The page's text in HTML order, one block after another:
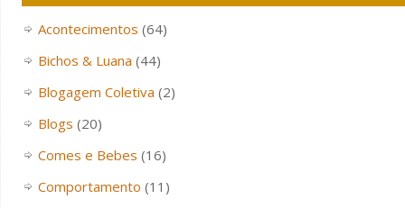
Acontecimentos (64)
Bichos & Luana (44)
Blogagem Coletiva (2)
Blogs (20)
Comes e Bebes (16)
Comportamento (11)